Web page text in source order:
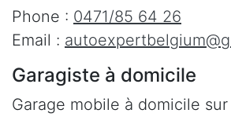
Phone : 0471/85 64 26
Email :
Garagiste à domicile
Garage mobile à domicile